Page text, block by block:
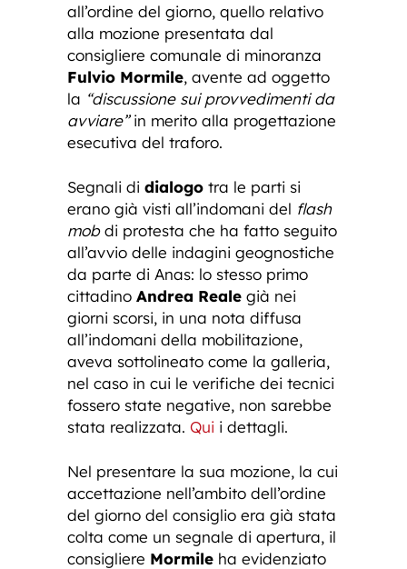
all’ordine del giorno, quello relativo
alla mozione presentata dal
consigliere comunale di minoranza
Fulvio Mormile, avente ad oggetto
la “discussione sui provvedimenti da
avviare”in merito alla progettazione
esecutiva del traforo.
Segnali di dialogo tra le parti si
erano già visti all’indomani del flash
mobdi protesta che ha fatto seguito
all’avvio delle indagini geognostiche
da parte di Anas: lo stesso primo
cittadino Andrea Reale già nei
giorni scorsi, in una nota diffusa
all’indomani della mobilitazione,
aveva sottolineato come la galleria,
nel caso in cui le verifiche dei tecnici
fossero state negative, non sarebbe
stata realizzata. Qui i dettagli.
Nel presentare la sua mozione, la cui
accettazione nell’ambito dell’ordine
del giorno del consiglio era già stata
colta come un segnale di apertura, il
consigliere Mormile ha evidenziato